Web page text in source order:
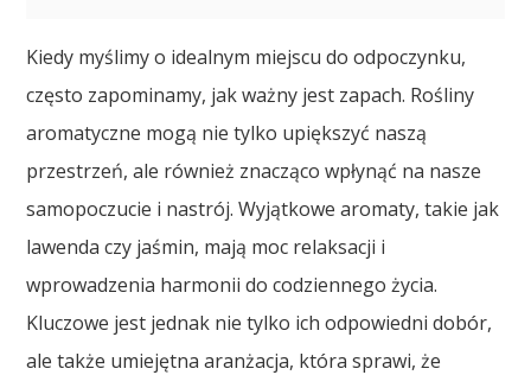
Kiedy myślimy o idealnym miejscu do odpoczynku,
często zapominamy, jak ważny jest zapach. Rośliny
aromatyczne mogą nie tylko upiększyć naszą
przestrzeń, ale również znacząco wpłynąć na nasze
samopoczucie i nastrój. Wyjątkowe aromaty, takie jak
lawenda czy jaśmin, mają moc relaksacji i
wprowadzenia harmonii do codziennego życia.
Kluczowe jest jednak nie tylko ich odpowiedni dobór,
ale także umiejętna aranżacja, która sprawi, że